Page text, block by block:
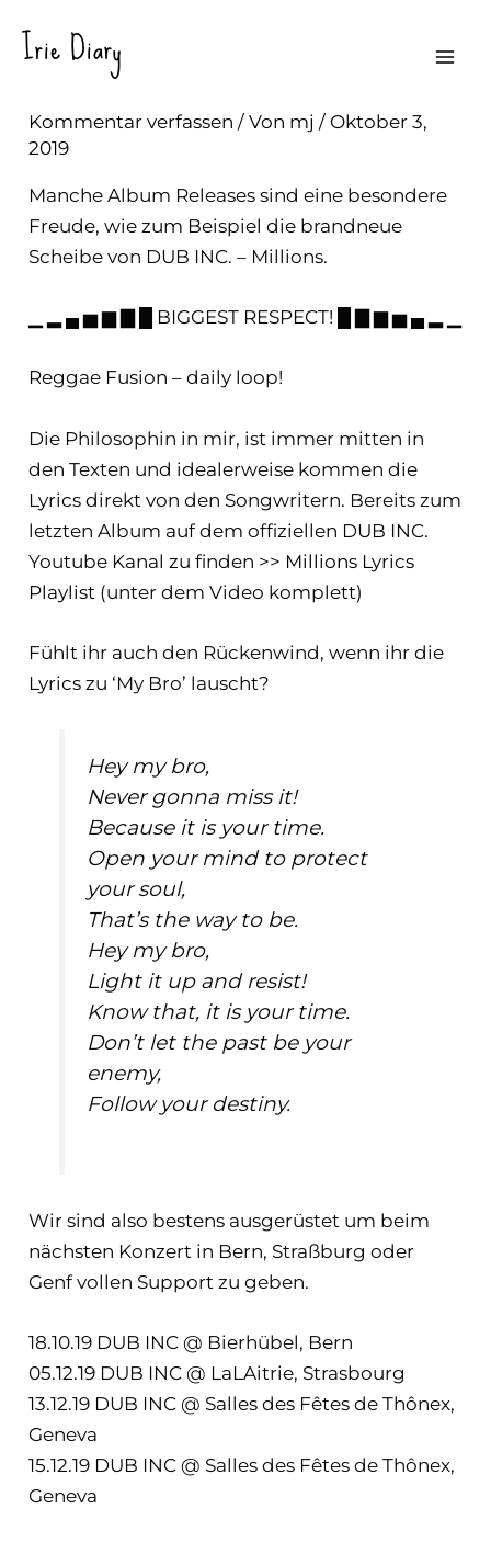
Inhalt
Irie Diary
Released! DUB INC. Million #Lyrics
Kommentar verfassen / Von mj/ Oktober 3,
2019
Manche Album Releases sind eine besondere
Freude, wie zum Beispiel die brandneue
Scheibe von DUB INC. – Millions.
▁ ▂ ▄ ▅ ▆ ▇ █ BIGGEST RESPECT! █ ▇ ▆ ▅ ▄ ▂ ▁
Reggae Fusion – daily loop!
Die Philosophin in mir, ist immer mitten in
den Texten und idealerweise kommen die
Lyrics direkt von den Songwritern. Bereits zum
letzten Album auf dem offiziellen DUB INC.
Youtube Kanal zu finden >> Millions Lyrics
Playlist (unter dem Video komplett)
Fühlt ihr auch den Rückenwind, wenn ihr die
Lyrics zu ‘My Bro’ lauscht?
Hey my bro,
Never gonna miss it!
Because it is your time.
Open your mind to protect
your soul,
That’s the way to be.
Hey my bro,
Light it up and resist!
Know that, it is your time.
Don’t let the past be your
enemy,
Follow your destiny.
Wir sind also bestens ausgerüstet um beim
nächsten Konzert in Bern, Straßburg oder
Genf vollen Support zu geben.
18.10.19 DUB INC @ Bierhübel, Bern
05.12.19 DUB INC @ LaLAitrie, Strasbourg
13.12.19 DUB INC @ Salles des Fêtes de Thônex,
Geneva
15.12.19 DUB INC @ Salles des Fêtes de Thônex,
Geneva